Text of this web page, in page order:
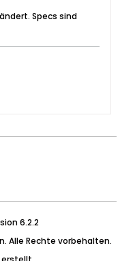
Specs sind
6.2.2
Alle Rechte vorbehalten.